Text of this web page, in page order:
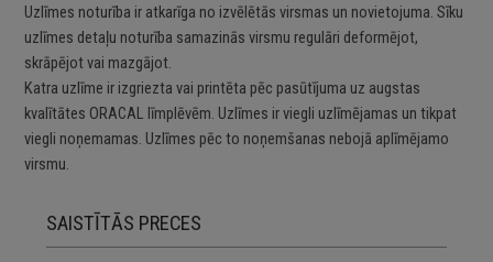
Uzlīmes noturība ir atkarīga no izvēlētās virsmas un novietojuma. Sīku
uzlīmes detaļu noturība samazinās virsmu regulāri deformējot,
skrāpējot vai mazgājot.
Katra uzlīme ir izgriezta vai printēta pēc pasūtījuma uz augstas
kvalītātes ORACAL līmplēvēm. Uzlīmes ir viegli uzlīmējamas un tikpat
viegli noņemamas. Uzlīmes pēc to noņemšanas nebojā aplīmējamo
virsmu.
SAISTĪTĀS PRECES